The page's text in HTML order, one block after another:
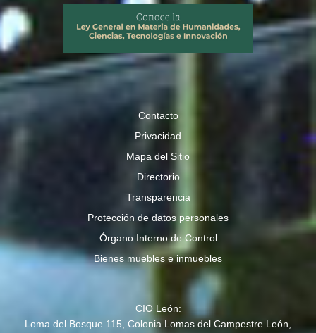
Contacto
Privacidad
Mapa del Sitio
Directorio
Transparencia
Protección de datos personales
Órgano Interno de Control
Bienes muebles e inmuebles
CIO León:
Loma del Bosque 115, Colonia Lomas del Campestre León,